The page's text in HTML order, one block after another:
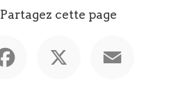
Partagez cette page